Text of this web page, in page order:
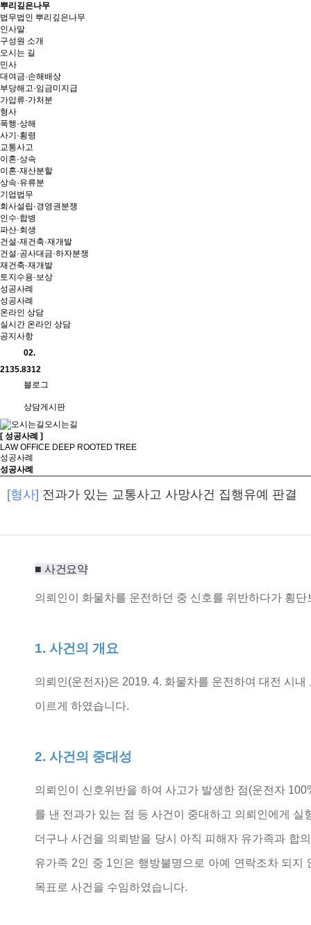
뿌리깊은나무
법무법인 뿌리깊은나무
인사말
구성원 소개
오시는 길
민사
대여금·손해배상
부당해고·임금미지급
가압류·가처분
형사
폭행·상해
사기·횡령
교통사고
이혼·상속
이혼·재산분할
상속·유류분
기업법무
회사설립·경영권분쟁
인수·합병
파산·회생
건설·재건축·재개발
건설·공사대금·하자분쟁
재건축·재개발
토지수용·보상
성공사례
성공사례
온라인 상담
실시간 온라인 상담
공지사항
02.
2135.8312
블로그
상담게시판
오시는길
[ 성공사례 ]
LAW OFFICE DEEP ROOTED TREE
성공사례
성공사례
[형사] 전과가 있는 교통사고 사망사건 집행유예 판결
■ 사건요약
의뢰인이 화물차를 운전하던 중 신호를 위반하다가 횡
1. 사건의 개요
의뢰인(운전자)은 2019. 4. 화물차를 운전하여 대전 시
이르게 하였습니다.
2. 사건의 중대성
의뢰인이 신호위반을 하여 사고가 발생한 점(운전자
를 낸 전과가 있는 점 등 사건이 중대하고 의뢰인에게
더구나 사건을 의뢰받을 당시 아직 피해자 유가족과 합
유가족 2인 중 1인은 행방불명으로 아예 연락조차 되
목표로 사건을 수임하였습니다.